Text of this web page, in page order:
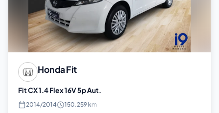
HondaFit
Fit CX 1.4 Flex 16V 5p Aut.
2014/2014 150.259 km